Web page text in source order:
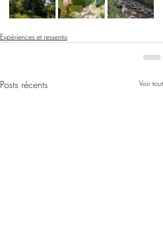
Expériences et ressentis
Posts récents Voir tout